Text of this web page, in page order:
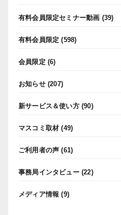
有料会員限定セミナー動画 (39)
有料会員限定 (598)
会員限定 (6)
お知らせ(207)
新サービス＆使い方(90)
マスコミ取材 (49)
ご利用者の声 (61)
事務局インタビュー(22)
メディア情報 (9)